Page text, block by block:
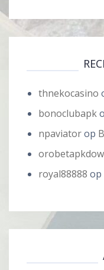
thnekocasino
bonoclubapk
npaviatorop
royal88888 op